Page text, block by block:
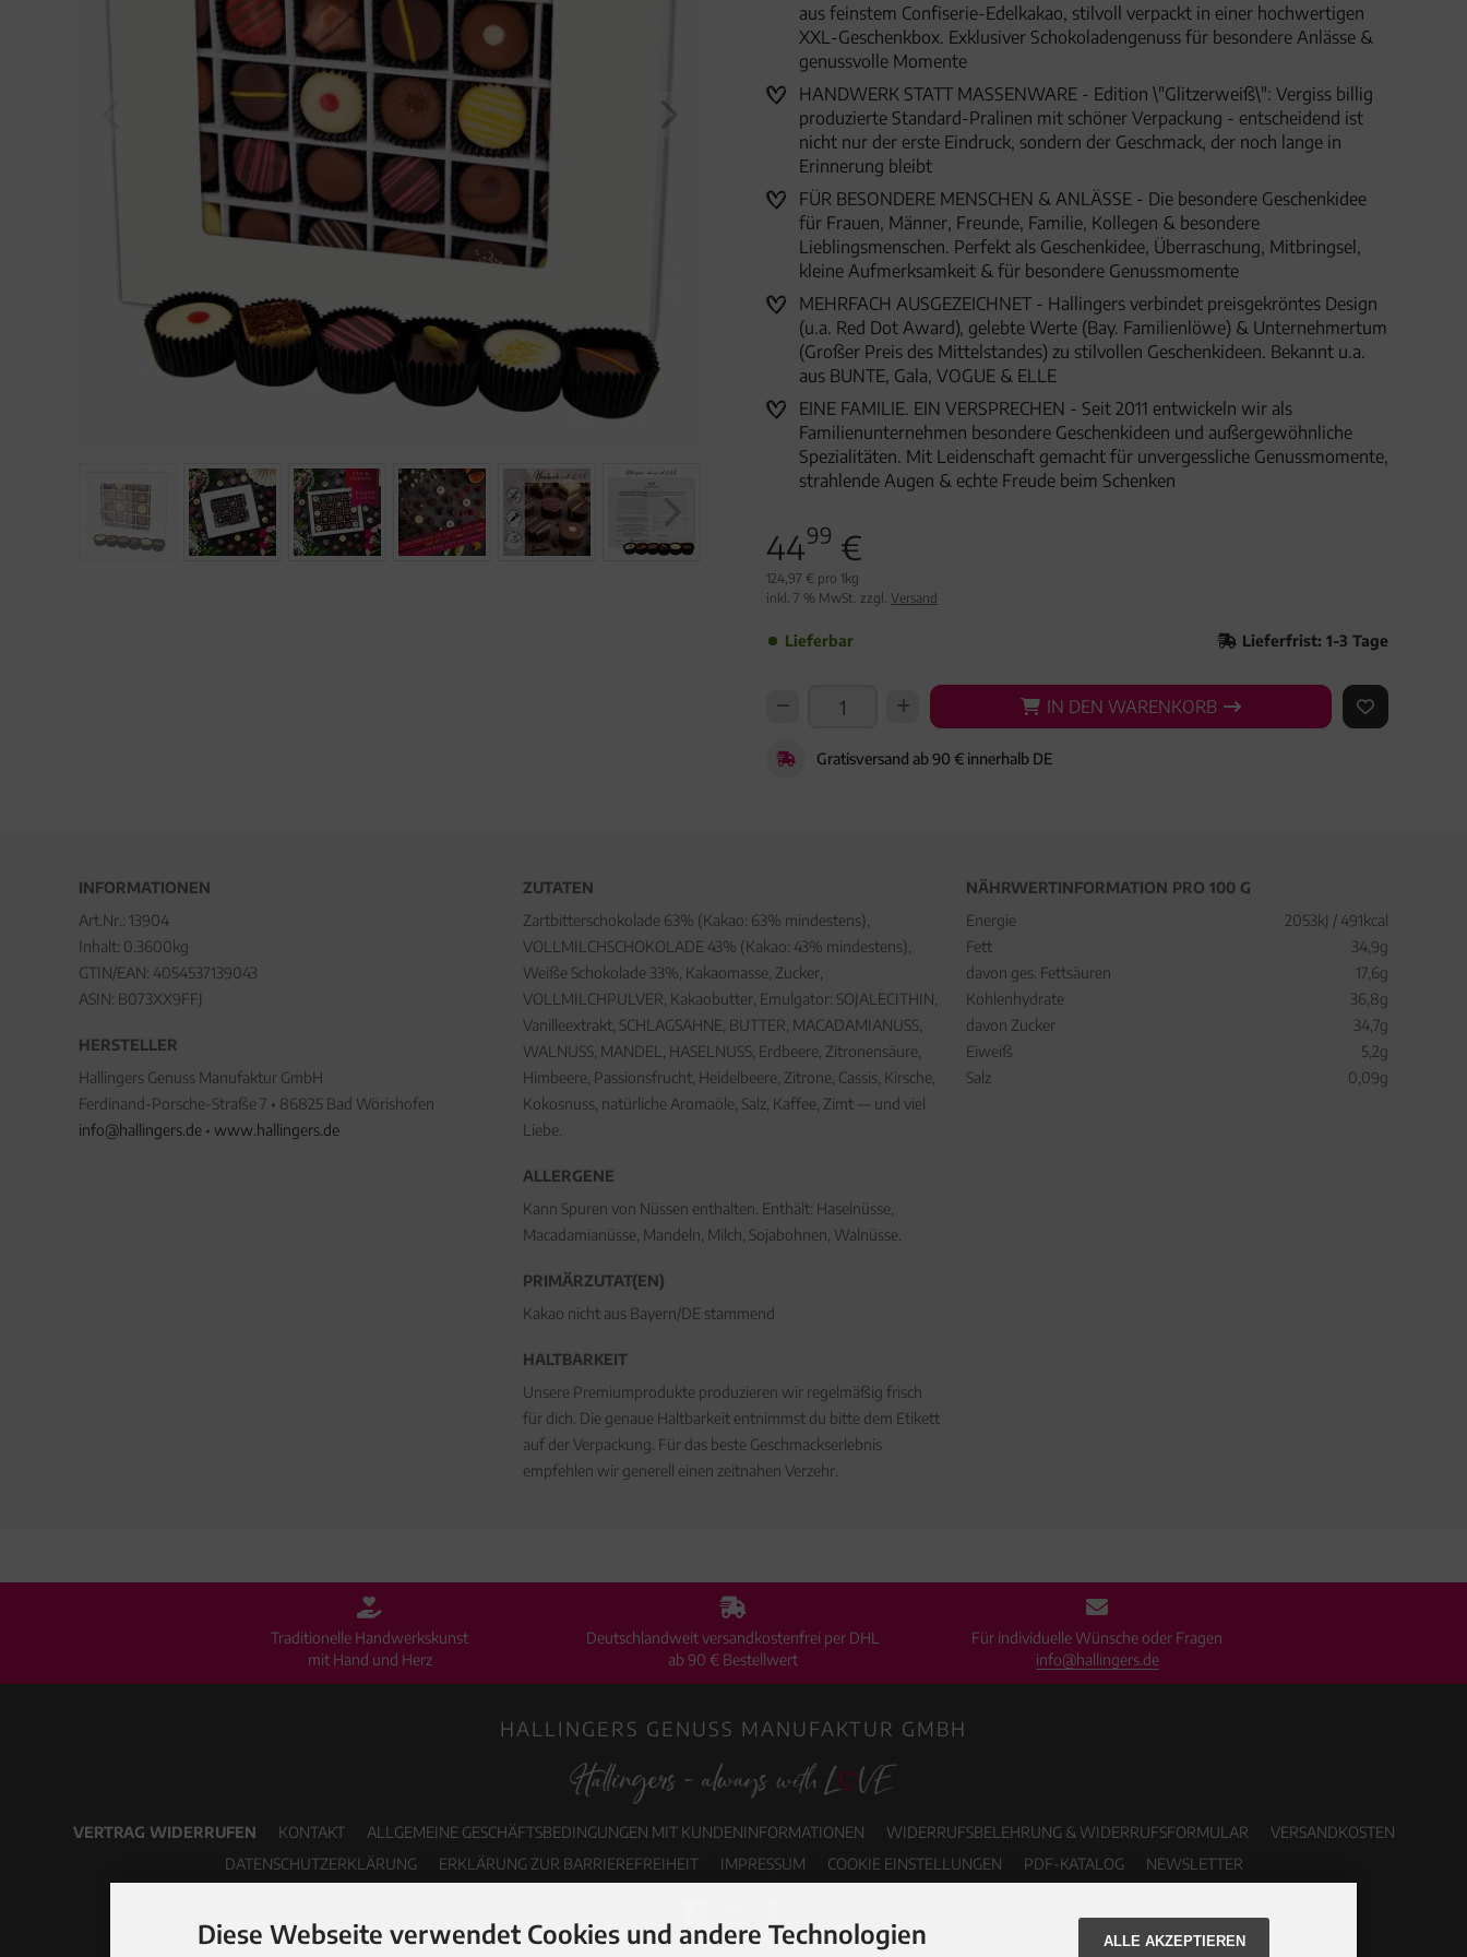
aus feinstem Confiserie-Edelkakao, stilvoll verpackt in einer hochwertigen
XXL-Geschenkbox. Exklusiver Schokoladengenuss für besondere Anlässe &
genussvolle Momente
HANDWERK STATT MASSENWARE - Edition \"Glitzerweiß\": Vergiss billig
produzierte Standard-Pralinen mit schöner Verpackung - entscheidend ist
nicht nur der erste Eindruck, sondern der Geschmack, der noch lange in
Erinnerung bleibt
FÜR BESONDERE MENSCHEN & ANLÄSSE - Die besondere Geschenkidee
für Frauen, Männer, Freunde, Familie, Kollegen & besondere
Lieblingsmenschen. Perfekt als Geschenkidee, Überraschung, Mitbringsel,
kleine Aufmerksamkeit & für besondere Genussmomente
MEHRFACH AUSGEZEICHNET - Hallingers verbindet preisgekröntes Design
(u.a. Red Dot Award), gelebte Werte (Bay. Familienlöwe) & Unternehmertum
(Großer Preis des Mittelstandes) zu stilvollen Geschenkideen. Bekannt u.a.
aus BUNTE, Gala, VOGUE & ELLE
EINE FAMILIE. EIN VERSPRECHEN - Seit 2011 entwickeln wir als
Familienunternehmen besondere Geschenkideen und außergewöhnliche
Spezialitäten. Mit Leidenschaft gemacht für unvergessliche Genussmomente,
strahlende Augen & echte Freude beim Schenken
4499 €
124,97 € pro 1kg
inkl. 7 % MwSt. zzgl. Versand
Lieferbar Lieferfrist: 1-3 Tage
IN DEN WARENKORB
IN DEN WARENKORB AUF DEN
Gratisversand ab 90 € innerhalb DE
INFORMATIONEN
Art.Nr.: 13904
Inhalt: 0.3600kg
GTIN/EAN: 4054537139043
ASIN: B073XX9FFJ
HERSTELLER
Hallingers Genuss Manufaktur GmbH
Ferdinand-Porsche-Straße 7 • 86825 Bad Wörishofen
info@hallingers.de • www.hallingers.de
ZUTATEN
Zartbitterschokolade 63% (Kakao: 63% mindestens),
VOLLMILCHSCHOKOLADE 43% (Kakao: 43% mindestens),
Weiße Schokolade 33%, Kakaomasse, Zucker,
VOLLMILCHPULVER, Kakaobutter, Emulgator: SOJALECITHIN,
Vanilleextrakt, SCHLAGSAHNE, BUTTER, MACADAMIANUSS,
WALNUSS, MANDEL, HASELNUSS, Erdbeere, Zitronensäure,
Himbeere, Passionsfrucht, Heidelbeere, Zitrone, Cassis, Kirsche,
Kokosnuss, natürliche Aromaöle, Salz, Kaffee, Zimt — und viel
Liebe.
ALLERGENE
Kann Spuren von Nüssen enthalten. Enthält: Haselnüsse,
Macadamianüsse, Mandeln, Milch, Sojabohnen, Walnüsse.
PRIMÄRZUTAT(EN)
Kakao nicht aus Bayern/DE stammend
HALTBARKEIT
Unsere Premiumprodukte produzieren wir regelmäßig frisch
für dich. Die genaue Haltbarkeit entnimmst du bitte dem Etikett
auf der Verpackung. Für das beste Geschmackserlebnis
empfehlen wir generell einen zeitnahen Verzehr.
NÄHRWERTINFORMATION PRO 100 G
Energie
2053kJ / 491kcal
Fett
34,9g
davon ges. Fettsäuren
17,6g
Kohlenhydrate
36,8g
davon Zucker
34,7g
Eiweiß
5,2g
Salz
0,09g
Traditionelle Handwerkskunst
mit Hand und Herz
Deutschlandweit versandkostenfrei per DHL
ab 90 € Bestellwert
Für individuelle Wünsche oder Fragen
info@hallingers.de
HALLINGERS GENUSS MANUFAKTUR GMBH
VERTRAG WIDERRUFEN KONTAKT ALLGEMEINE GESCHÄFTSBEDINGUNGEN MIT KUNDENINFORMATIONEN WIDERRUFSBELEHRUNG & WIDERRUFSFORMULAR
VERSANDKOSTEN
DATENSCHUTZERKLÄRUNG
ERKLÄRUNG ZUR BARRIEREFREIHEIT IMPRESSUM COOKIE EINSTELLUNGEN PDF-KATALOG NEWSLETTER
Diese Webseite verwendet Cookies und andere Technologien ALLE AKZEPTIEREN